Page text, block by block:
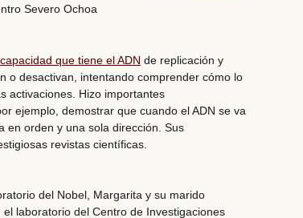
Severo Ochoa
capacidad que tiene el ADN de replicación y
o desactivan, intentando comprender cómo lo
activaciones. Hizo importantes
ejemplo, demostrar que cuando el ADN se va
en orden y una sola dirección. Sus
revistas científicas.
del Nobel, Margarita y su marido
el laboratorio del Centro de Investigaciones